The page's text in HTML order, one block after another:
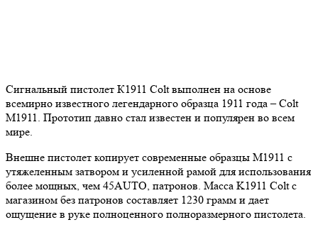
Сигнальный пистолет К1911 Colt выполнен на основе
всемирно известного легендарного образца 1911 года – Colt
M1911. Прототип давно стал известен и популярен во всем
мире.
Внешне пистолет копирует современные образцы М1911 с
утяжеленным затвором и усиленной рамой для использования
более мощных, чем 45AUTO, патронов. Масса K1911 Colt с
магазином без патронов составляет 1230 грамм и дает
ощущение в руке полноценного полноразмерного пистолета.